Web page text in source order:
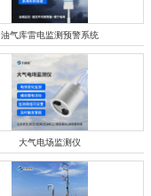
油气库雷电监测预警系统
大气电场监测仪